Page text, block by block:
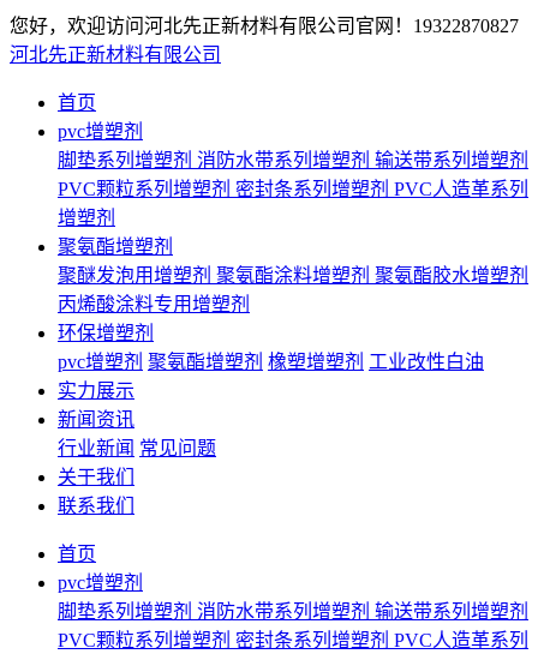
您好，欢迎访问河北先正新材料有限公司官网！ 19322870827
河北先正新材料有限公司
首页
pvc增塑剂
脚垫系列增塑剂 消防水带系列增塑剂 输送带系列增塑剂
PVC颗粒系列增塑剂 密封条系列增塑剂 PVC人造革系列
增塑剂
聚氨酯增塑剂
聚醚发泡用增塑剂 聚氨酯涂料增塑剂 聚氨酯胶水增塑剂
丙烯酸涂料专用增塑剂
环保增塑剂
pvc增塑剂 聚氨酯增塑剂 橡塑增塑剂 工业改性白油
实力展示
新闻资讯
行业新闻 常见问题
关于我们
联系我们
首页
pvc增塑剂
脚垫系列增塑剂 消防水带系列增塑剂 输送带系列增塑剂
PVC颗粒系列增塑剂 密封条系列增塑剂 PVC人造革系列